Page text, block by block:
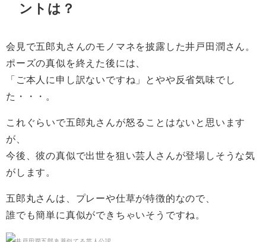
ントは？
会見で五郎丸さんのモノマネを披露した井戸田潤さん。
ポーズの真似を終えた後には、
「ご本人に申し訳ないですね」とやや反省気味でし
た・・・。
これぐらいで五郎丸さんが怒ることはないと思います
が、
今後、彼の真似で出世を狙い芸人さんが登場しそうな気
がします。
五郎丸さんは、プレーや仕草が特徴的なので、
誰でも簡単に真似ができちゃいそうですね。